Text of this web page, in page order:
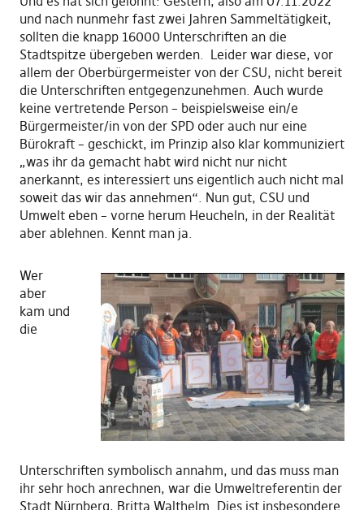
und nach nunmehr fast zwei Jahren Sammeltätigkeit,
sollten die knapp 16000 Unterschriften an die
Stadtspitze übergeben werden. Leider war diese, vor
allem der Oberbürgermeister von der CSU, nicht bereit
die Unterschriften entgegenzunehmen. Auch wurde
keine vertretende Person – beispielsweise ein/e
Bürgermeister/in von der SPD oder auch nur eine
Bürokraft – geschickt, im Prinzip also klar kommuniziert
„was ihr da gemacht habt wird nicht nur nicht
anerkannt, es interessiert uns eigentlich auch nicht mal
soweit das wir das annehmen“. Nun gut, CSU und
Umwelt eben – vorne herum Heucheln, in der Realität
aber ablehnen. Kennt man ja.
Wer
aber
kam und
die
Unterschriften symbolisch annahm, und das muss man
ihr sehr hoch anrechnen, war die Umweltreferentin der
Stadt Nürnberg, Britta Walthelm. Dies ist insbesondere